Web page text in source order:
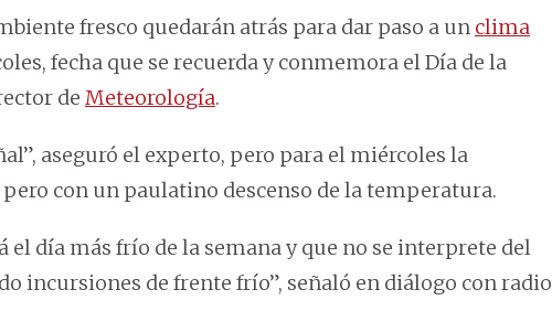
fresco quedarán atrás para dar paso a un clima
fecha que se recuerda y conmemora el Día de la
de Meteorología.
aseguró el experto, pero para el miércoles la
con un paulatino descenso de la temperatura.
el día más frío de la semana y que no se interprete del
incursiones de frente frío”, señaló en diálogo con radio